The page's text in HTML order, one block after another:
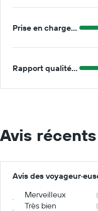
Prise en charge/retour
Rapport qualité/prix
Avis récents
Avis des
Merveilleux
Très bien